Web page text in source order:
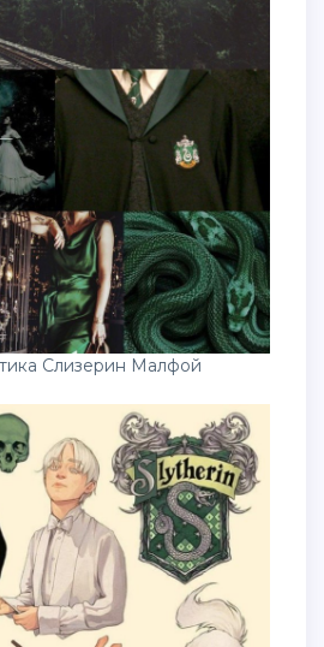
Слизерин Малфой